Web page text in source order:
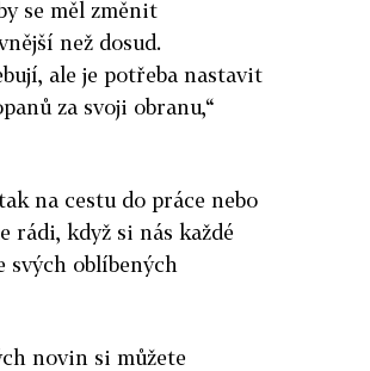
se měl změnit
než dosud.
ale je potřeba nastavit
za svoji obranu,“
na cestu do práce nebo
rádi, když si nás každé
svých oblíbených
novin si můžete